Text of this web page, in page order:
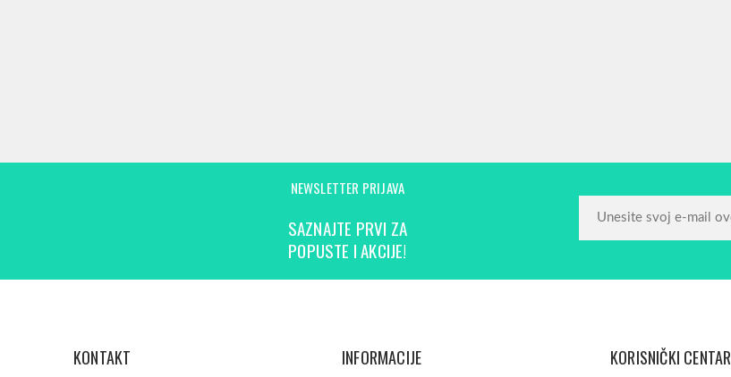
NEWSLETTER PRIJAVA
SAZNAJTE PRVI ZA
POPUSTE I AKCIJE!
KONTAKT INFORMACIJE KORISNIČKI CENTAR